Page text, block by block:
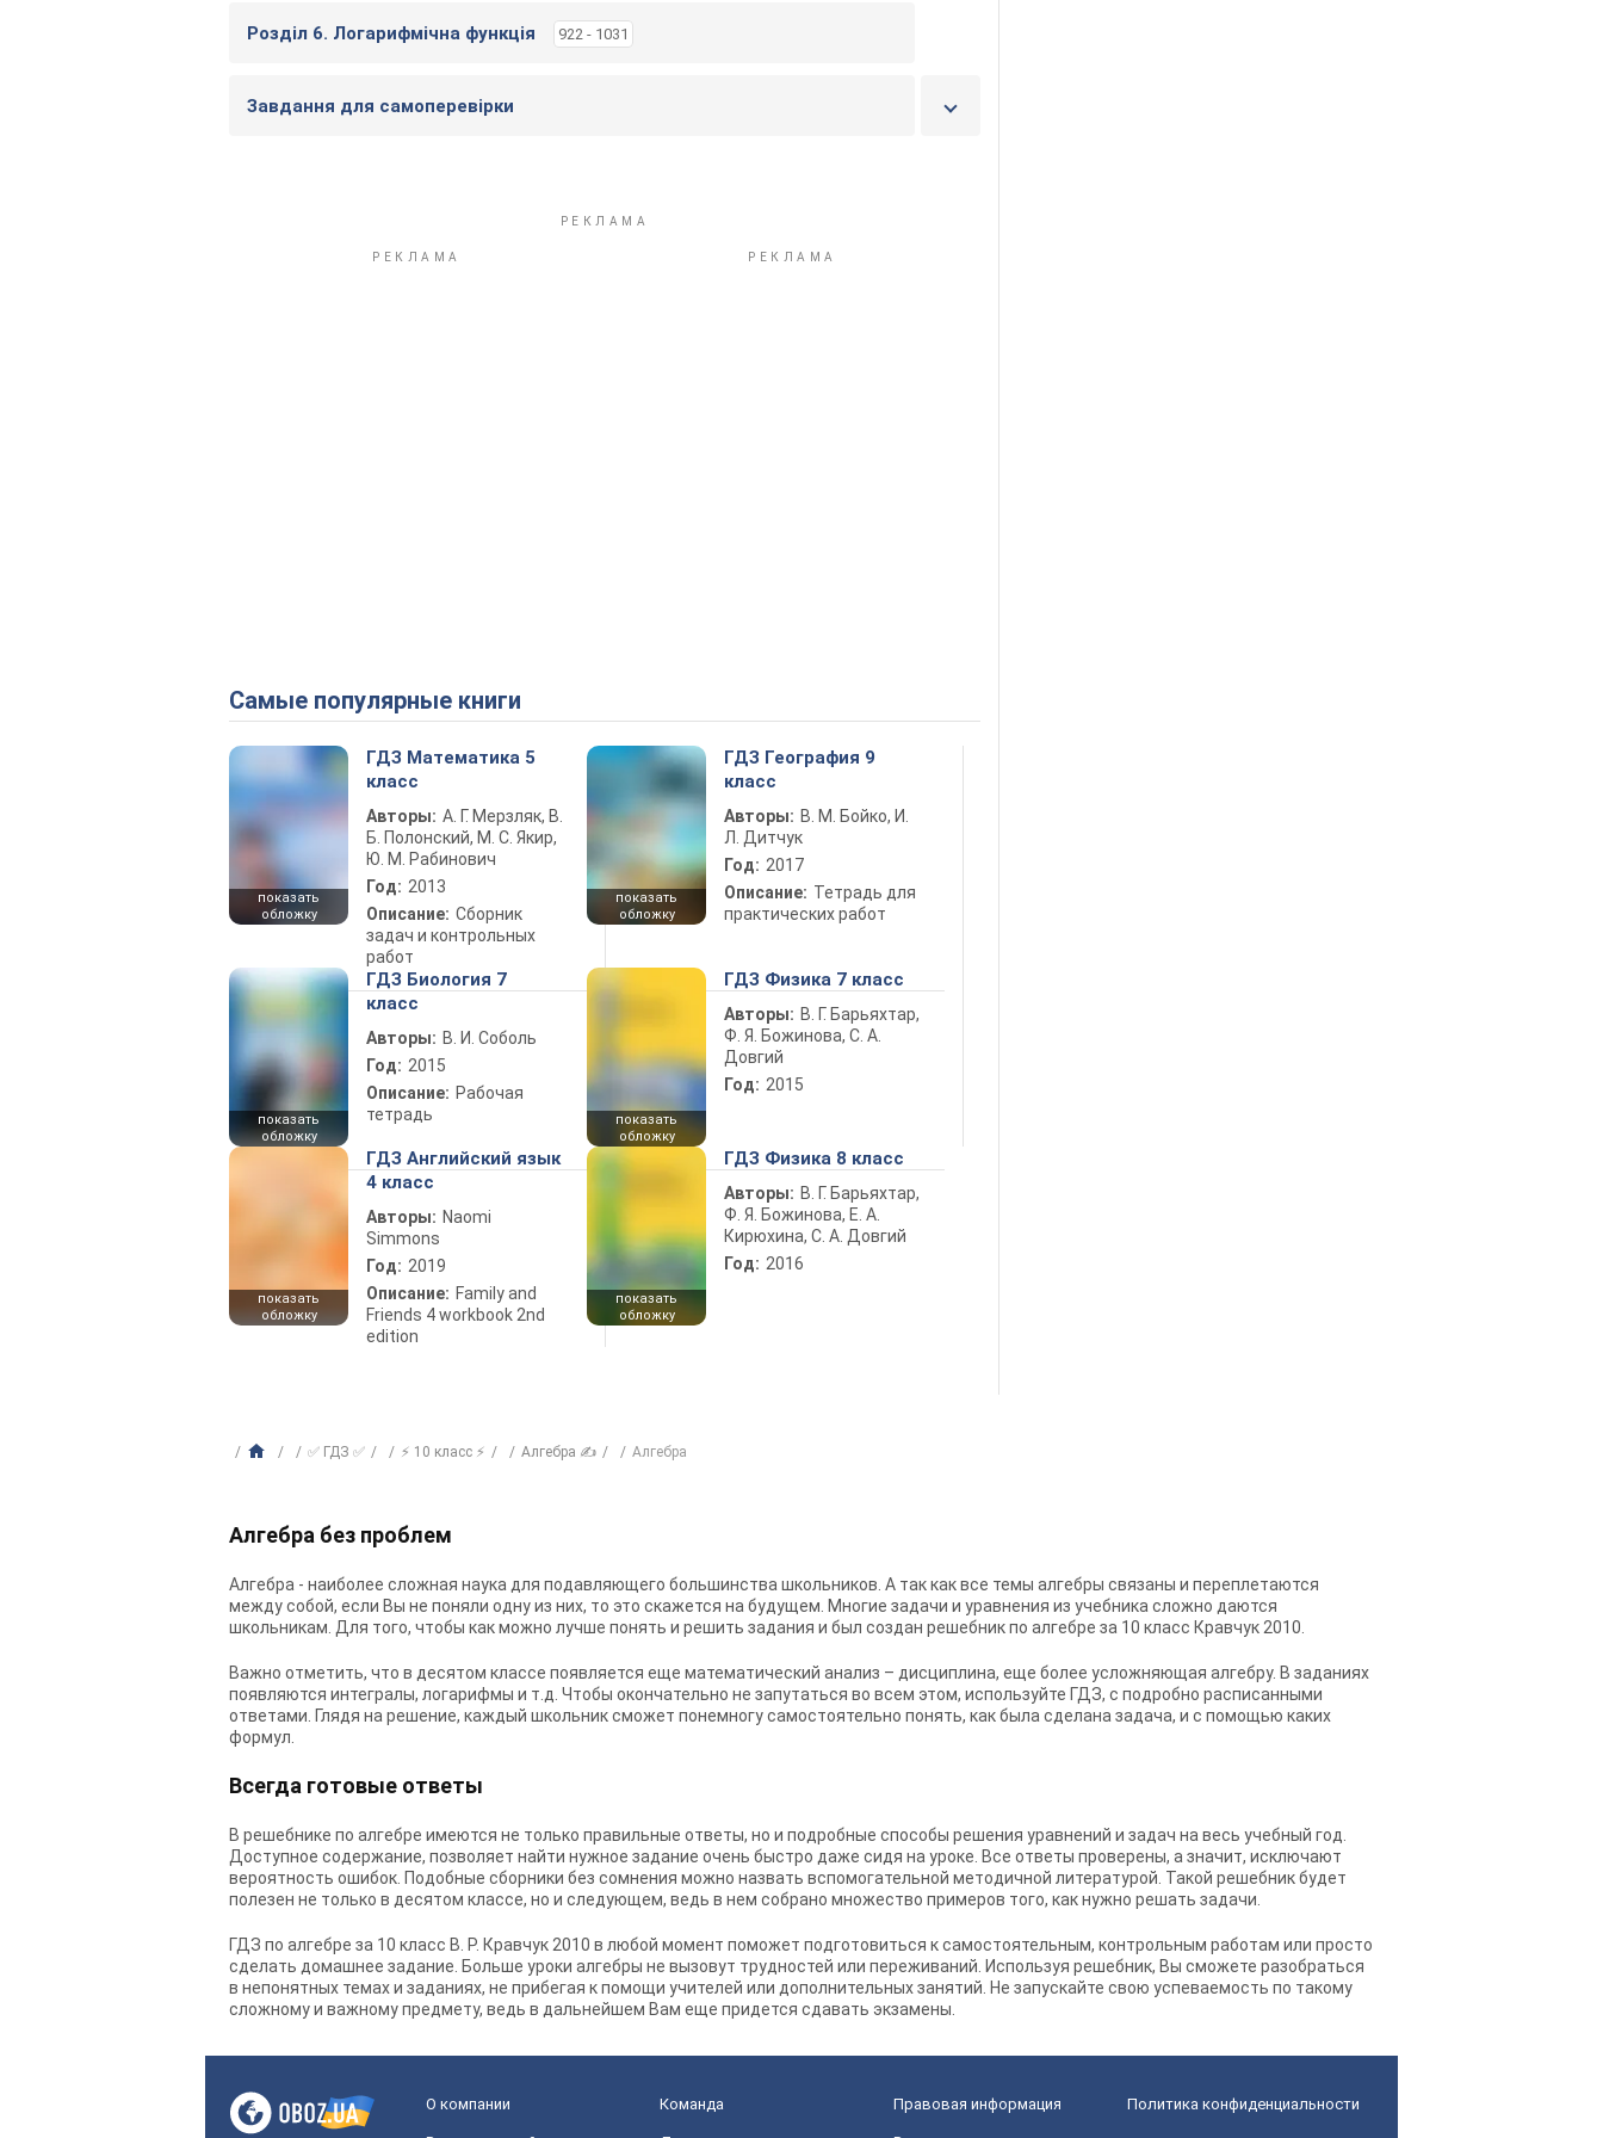
Розділ 6. Логарифмічна функція 922 - 1031
Завдання для самоперевірки
Самые популярные книги
показать
обложку
ГДЗ Математика 5
класс
Авторы: А. Г. Мерзляк, В.
Б. Полонский, М. С. Якир,
Ю. М. Рабинович
Год: 2013
Описание: Сборник
задач и контрольных
работ
показать
обложку
ГДЗ География 9
класс
Авторы: В. М. Бойко, И.
Л. Дитчук
Год: 2017
Описание: Тетрадь для
практических работ
показать
обложку
ГДЗ Биология 7
класс
Авторы: В. И. Соболь
Год: 2015
Описание: Рабочая
тетрадь
показать
обложку
ГДЗ Физика 7 класс
Авторы: В. Г. Барьяхтар,
Ф. Я. Божинова, С. А.
Довгий
Год: 2015
показать
обложку
ГДЗ Английский язык
4 класс
Авторы: Naomi
Simmons
Год: 2019
Описание: Family and
Friends 4 workbook 2nd
edition
показать
обложку
ГДЗ Физика 8 класс
Авторы: В. Г. Барьяхтар,
Ф. Я. Божинова, Е. А.
Кирюхина, С. А. Довгий
Год: 2016
✅ ГДЗ ✅ ⚡ 10 класс ⚡ Алгебра ✍ Алгебра
Алгебра без проблем
Алгебра - наиболее сложная наука для подавляющего большинства школьников. А так как все темы алгебры связаны и переплетаются
между собой, если Вы не поняли одну из них, то это скажется на будущем. Многие задачи и уравнения из учебника сложно даются
школьникам. Для того, чтобы как можно лучше понять и решить задания и был создан решебник по алгебре за 10 класс Кравчук 2010
Важно отметить, что в десятом классе появляется еще математический анализ – дисциплина, еще более усложняющая алгебру. В заданиях
появляются интегралы, логарифмы и т.д. Чтобы окончательно не запутаться во всем этом, используйте ГДЗ, с подробно расписанными
ответами. Глядя на решение, каждый школьник сможет понемногу самостоятельно понять, как была сделана задача, и с помощью каких
формул.
Всегда готовые ответы
В решебнике по алгебре имеются не только правильные ответы, но и подробные способы решения уравнений и задач на весь учебный год.
Доступное содержание, позволяет найти нужное задание очень быстро даже сидя на уроке. Все ответы проверены, а значит, исключают
вероятность ошибок. Подобные сборники без сомнения можно назвать вспомогательной методичной литературой. Такой решебник будет
полезен не только в десятом классе, но и следующем, ведь в нем собрано множество примеров того, как нужно решать задачи.
ГДЗ по алгебре за 10 класс В. Р. Кравчук 2010 в любой момент поможет подготовиться к самостоятельным, контрольным работам или просто
сделать домашнее задание. Больше уроки алгебры не вызовут трудностей или переживаний. Используя решебник, Вы сможете разобраться
в непонятных темах и заданиях, не прибегая к помощи учителей или дополнительных занятий. Не запускайте свою успеваемость по такому
сложному и важному предмету, ведь в дальнейшем Вам еще придется сдавать экзамены.
О компании Команда Правовая информация Политика конфиденциальности